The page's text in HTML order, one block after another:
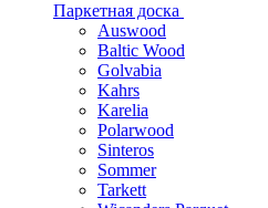
Паркетная доска
Auswood
Baltic Wood
Golvabia
Kahrs
Karelia
Polarwood
Sinteros
Sommer
Tarkett